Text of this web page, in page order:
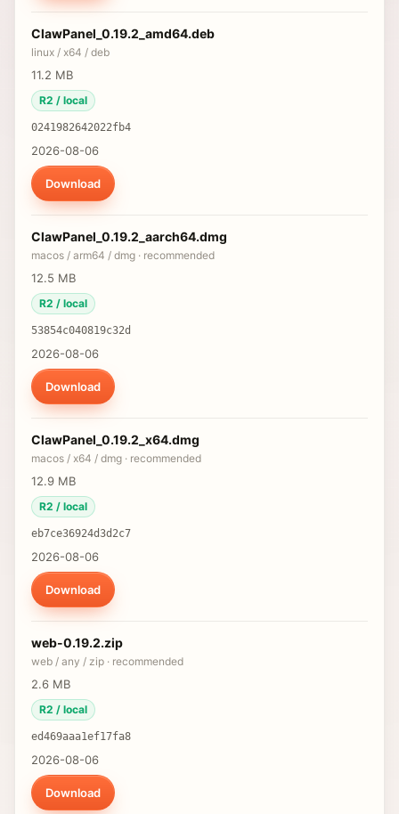
ClawPanel_0.19.2_amd64.deb
linux / x64 / deb
11.2 MB
R2 / local
0241982642022fb4
2026-08-06
Download
ClawPanel_0.19.2_aarch64.dmg
macos / arm64 / dmg · recommended
12.5 MB
R2 / local
53854c040819c32d
2026-08-06
Download
ClawPanel_0.19.2_x64.dmg
macos / x64 / dmg · recommended
12.9 MB
R2 / local
eb7ce36924d3d2c7
2026-08-06
Download
web-0.19.2.zip
web / any / zip · recommended
2.6 MB
R2 / local
ed469aaa1ef17fa8
2026-08-06
Download